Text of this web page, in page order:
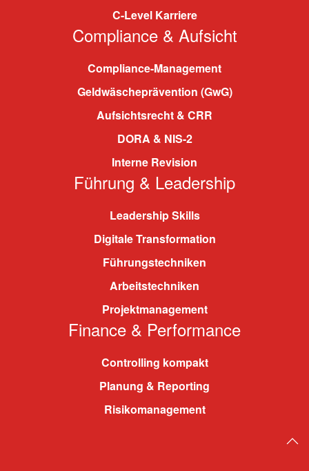
C-Level Karriere
Compliance & Aufsicht
Compliance-Management
Geldwäscheprävention (GwG)
Aufsichtsrecht & CRR
DORA & NIS-2
Interne Revision
Führung & Leadership
Leadership Skills
Digitale Transformation
Führungstechniken
Arbeitstechniken
Projektmanagement
Finance & Performance
Controlling kompakt
Planung & Reporting
Risikomanagement